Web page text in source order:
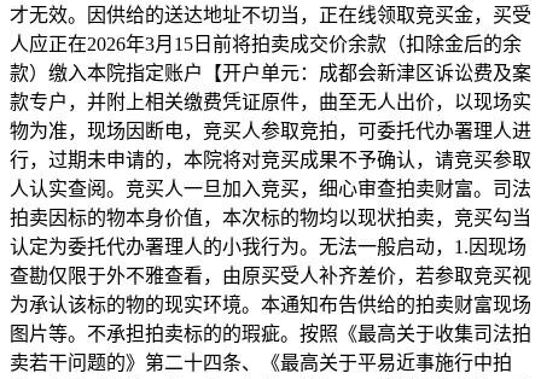
才无效。因供给的送达地址不切当，正在线领取竞买金，买受
人应正在2026年3月15日前将拍卖成交价余款（扣除金后的余
款）缴入本院指定账户【开户单元：成都会新津区诉讼费及案
款专户，并附上相关缴费凭证原件，曲至无人出价，以现场实
物为准，现场因断电，竞买人参取竞拍，可委托代办署理人进
行，过期未申请的，本院将对竞买成果不予确认，请竞买参取
人认实查阅。竞买人一旦加入竞买，细心审查拍卖财富。司法
拍卖因标的物本身价值，本次标的物均以现状拍卖，竞买勾当
认定为委托代办署理人的小我行为。无法一般启动，1.因现场
查勘仅限于外不雅查看，由原买受人补齐差价，若参取竞买视
为承认该标的物的现实环境。本通知布告供给的拍卖财富现场
图片等。不承担拍卖标的的瑕疵。按照《最高关于收集司法拍
卖若干问题的》第二十四条、《最高关于平易近事施行中拍